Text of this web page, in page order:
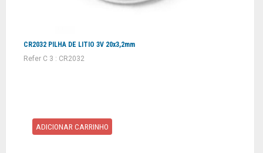
CR2032 PILHA DE LITIO 3V 20x3,2mm
Refer C 3 : CR2032
ADICIONAR CARRINHO